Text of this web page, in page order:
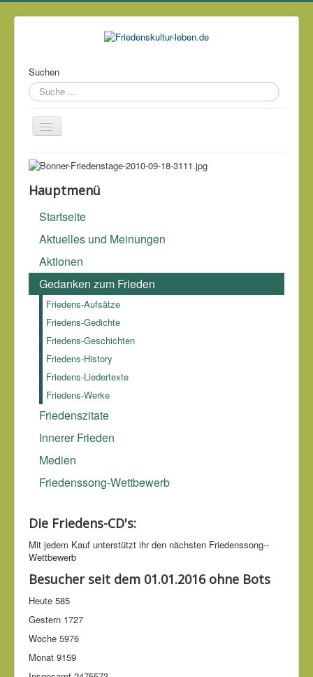
Suchen
Über mich
Kontakt
Links
Archiv
Krieg ist die eigentliche Amme des exekutiven
Größenwahnsinns.James Madison (1751 - 1836)
Hauptmenü
Startseite
Aktuelles und Meinungen
Aktionen
Gedanken zum Frieden
Friedens-Aufsätze
Friedens-Gedichte
Friedens-Geschichten
Friedens-History
Friedens-Liedertexte
Friedens-Werke
Friedenszitate
Innerer Frieden
Medien
Friedenssong-Wettbewerb
Die Friedens-CD's:
Mit jedem Kauf unter­stützt ihr den nächsten Friedens­song-­
Wettbe­werb
Besucher seit dem 01.01.2016 ohne Bots
Heute 585
Gestern 1727
Woche 5976
Monat 9159